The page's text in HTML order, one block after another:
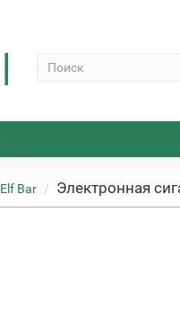
Elf Bar Электронная